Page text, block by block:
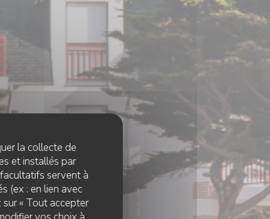
la collecte de
et installés par
servent à
(ex : en lien avec
« Tout accepter